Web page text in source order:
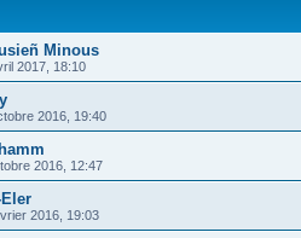
Minous
2017, 18:10
2016, 19:40
2016, 12:47
2016, 19:03